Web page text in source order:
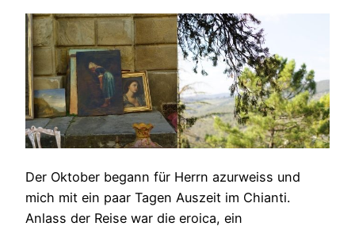
Der Oktober begann für Herrn azurweiss und
mich mit ein paar Tagen Auszeit im Chianti.
Anlass der Reise war die eroica, ein